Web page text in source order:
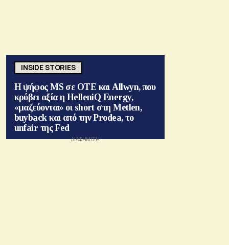
INSIDE STORIES
Η ψήφος MS σε ΟΤΕ και Allwyn, που
κρύβει αξία η HelleniQ Energy,
«μαζεύονται» οι short στη Metlen,
buyback και από την Prodea, το
unfair της Fed